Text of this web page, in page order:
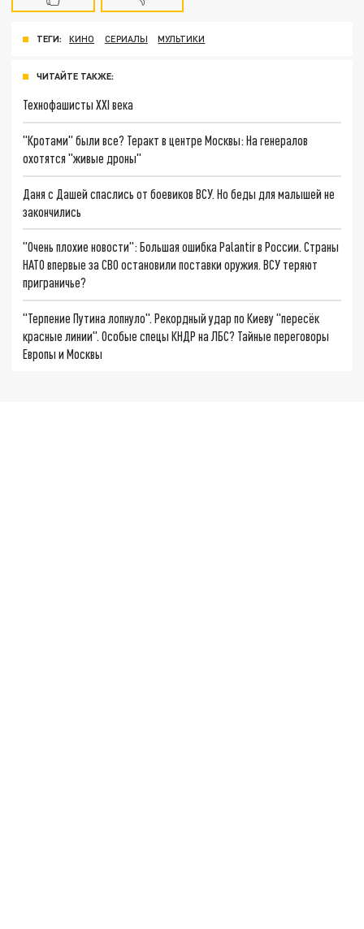
ТЕГИ: КИНО СЕРИАЛЫ МУЛЬТИКИ
ЧИТАЙТЕ ТАКЖЕ:
Технофашисты XXI века
"Кротами" были все? Теракт в центре Москвы: На генералов
охотятся "живые дроны"
Даня с Дашей спаслись от боевиков ВСУ. Но беды для малышей не
закончились
"Очень плохие новости": Большая ошибка Palantir в России. Страны
НАТО впервые за СВО остановили поставки оружия. ВСУ теряют
приграничье?
"Терпение Путина лопнуло". Рекордный удар по Киеву "пересёк
красные линии". Особые спецы КНДР на ЛБС? Тайные переговоры
Европы и Москвы